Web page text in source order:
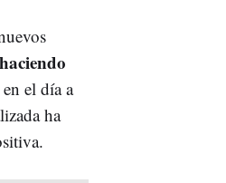
haciendo
el día a
ha